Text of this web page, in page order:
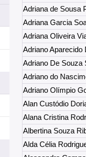
Adriana de Sousa
Adriana Garcia
Adriana Oliveira
Adriano Aparecido
Adriano De Souza
Adriano do
Adriano Olímpio
Alan Custódio
Alana Cristina
Albertina Souza
Alda Célia